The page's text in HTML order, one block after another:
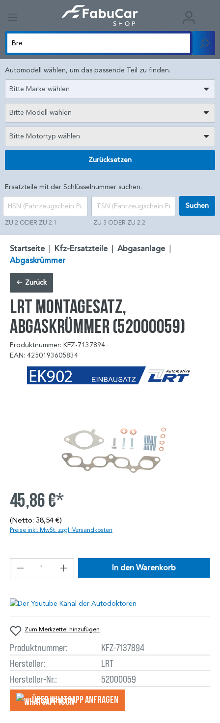
Automodell wählen, um das passende Teil zu finden.
Bitte Marke wählen
Bitte Modell wählen
Bitte Motortyp wählen
Zurücksetzen
Ersatzteile mit der Schlüsselnummer suchen.
ZU 2 ODER ZU 2.1 ZU 3 ODER ZU 2.2
Suchen
Startseite | Kfz-Ersatzteile | Abgasanlage |
Abgaskrümmer
Zurück
LRT Montagesatz,
Abgaskrümmer (52000059)
Produktnummer: KFZ-7137894
EAN: 4250193605834
45,86 €*
(Netto: 38,54 €)
Preise inkl. MwSt. zzgl. Versandkosten
In den Warenkorb
Zum Merkzettel hinzufügen
Produktnummer:
KFZ-7137894
Hersteller:
LRT
Hersteller-Nr.:
52000059
Über WhatsApp anfragеn